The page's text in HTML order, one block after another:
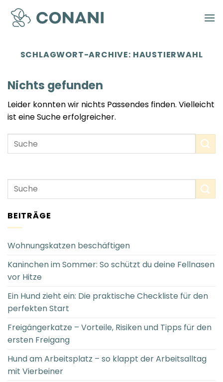
Zum
Inhalt
springen
SCHLAGWORT-ARCHIVE: HAUSTIERWAHL
Nichts gefunden
Leider konnten wir nichts Passendes finden. Vielleicht
ist eine Suche erfolgreicher.
BEITRÄGE
Wohnungskatzen beschäftigen
Kaninchen im Sommer: So schützt du deine Fellnasen
vor Hitze
Ein Hund zieht ein: Die praktische Checkliste für den
perfekten Start
Freigängerkatze – Vorteile, Risiken und Tipps für den
ersten Freigang
Hund am Arbeitsplatz – so klappt der Arbeitsalltag
mit Vierbeiner